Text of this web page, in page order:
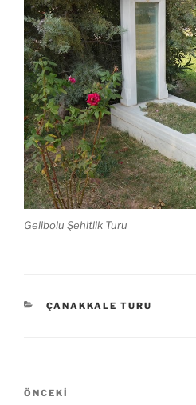
Gelibolu Şehitlik Turu
KATEGORILER
ÇANAKKALE TURU
Yazı
Önceki
ÖNCEKI